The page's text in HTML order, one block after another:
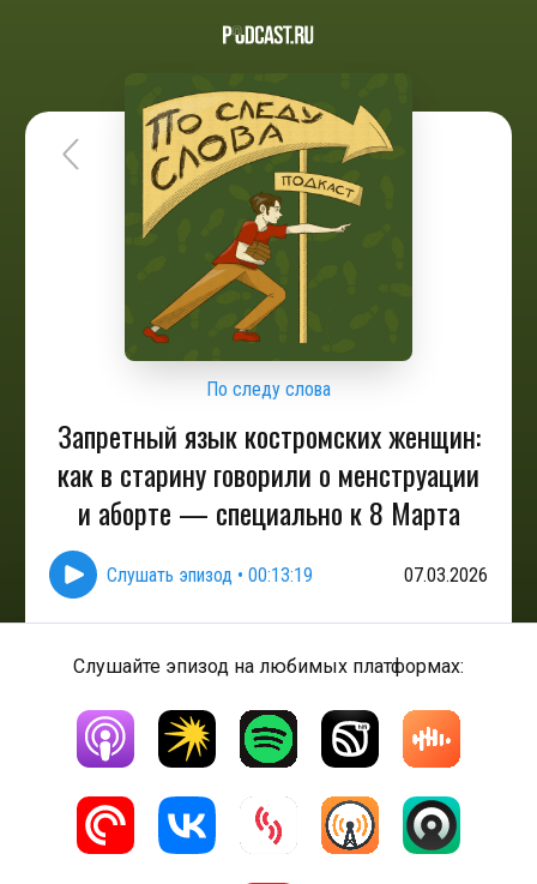
По следу слова
Запретный язык костромских женщин:
как в старину говорили о менструации
и аборте — специально к 8 Марта
Слушать эпизод • 00:13:19 07.03.2026
Слушайте эпизод на любимых платформах: